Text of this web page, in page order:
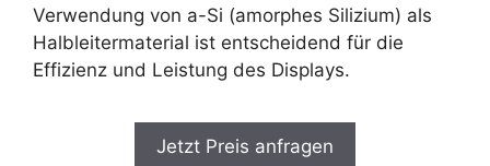
Verwendung von a-Si (amorphes Silizium) als
Halbleitermaterial ist entscheidend für die
Effizienz und Leistung des Displays.
Jetzt Preis anfragen